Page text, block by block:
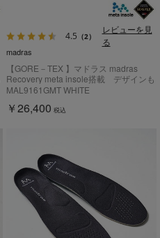
4.5 （2）
レビューを見
る
madras
【GORE－TEX 】マドラス madras
Recovery meta insole搭載 デザインも
機能も譲らない一足 レースアップスニ
MAL9161GMT WHITE
￥26,400 税込